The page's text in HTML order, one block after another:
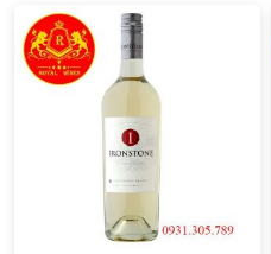
uống.
Tham khảo thêm thông tin
https://www.bava.com